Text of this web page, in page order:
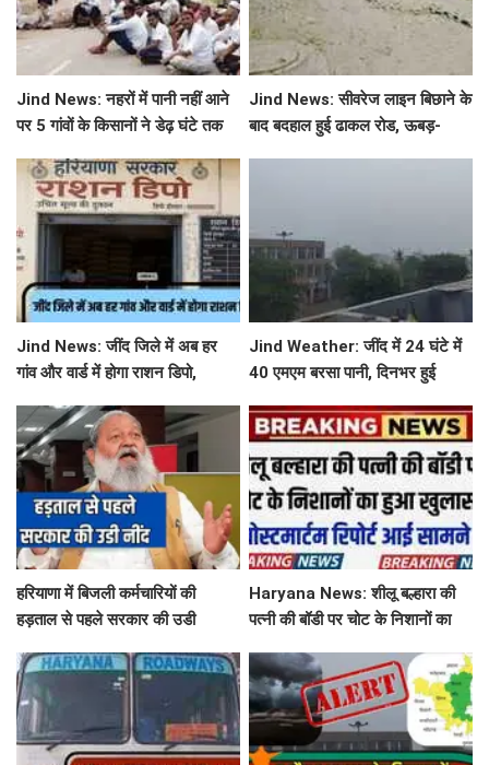
Jind News: नहरों में पानी नहीं आने
पर 5 गांवों के किसानों ने डेढ़ घंटे तक
Jind News: सीवरेज लाइन बिछाने के
बाद बदहाल हुई ढाकल रोड, ऊबड़-
Jind News: जींद जिले में अब हर
गांव और वार्ड में होगा राशन डिपो,
प्राथमिकता
Jind Weather: जींद में 24 घंटे में
40 एमएम बरसा पानी, दिनभर हुई
हरियाणा में बिजली कर्मचारियों की
हड़ताल से पहले सरकार की उडी
Haryana News: शीलू बल्हारा की
पत्नी की बॉडी पर चोट के निशानों का
सामने